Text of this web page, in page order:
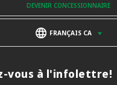
DEVENIR CONCESSIONNAIRE
FRANÇAIS CA
vous à l'infolettre!